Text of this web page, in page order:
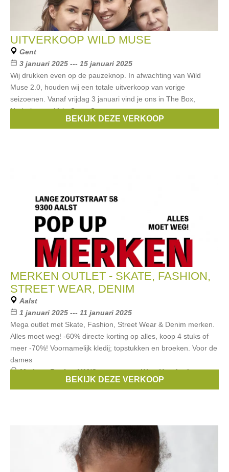
UITVERKOOP WILD MUSE
Gent
3 januari 2025 --- 15 januari 2025
Wij drukken even op de pauzeknop. In afwachting van Wild
Muse 2.0, houden wij een totale uitverkoop van vorige
seizoenen. Vanaf vrijdag 3 januari vind je ons in The Box,
Nederkouter 11 in Gent. Open
WILD MUSE
BEKIJK DEZE VERKOOP
MERKEN OUTLET - SKATE, FASHION,
STREET WEAR, DENIM
Aalst
1 januari 2025 --- 11 januari 2025
Mega outlet met Skate, Fashion, Street Wear & Denim merken.
Alles moet weg! -60% directe korting op alles, koop 4 stuks of
meer -70%! Voornamelijk kledij; topstukken en broeken. Voor de
dames
Merken:Replay,VANS,santa cruz,Won Hundred,
BEKIJK DEZE VERKOOP